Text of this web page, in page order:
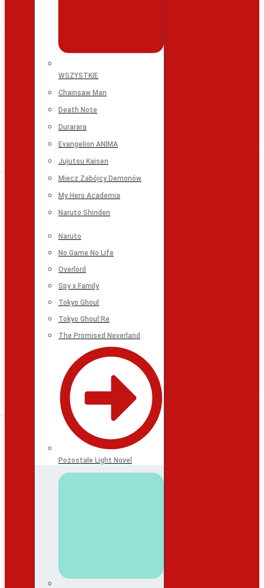
WSZYSTKIE
Chainsaw Man
Death Note
Durarara
Evangelion ANIMA
Jujutsu Kaisen
Miecz Zabójcy Demonów
My Hero Academia
Naruto Shinden
Naruto
No Game No Life
Overlord
Spy x Family
Tokyo Ghoul
Tokyo Ghoul:Re
The Promised Neverland
Pozostałe Light Novel